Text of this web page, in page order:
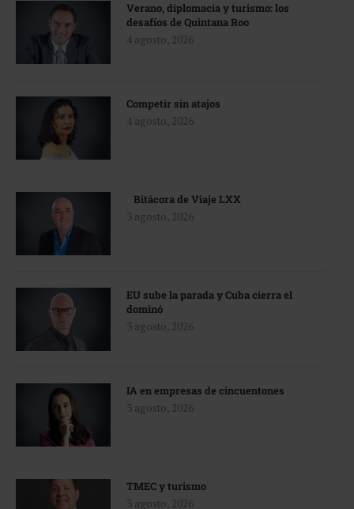
Verano, diplomacia y turismo: los
desafíos de Quintana Roo
4 agosto, 2026
Competir sin atajos
4 agosto, 2026
Bitácora de Viaje LXX
3 agosto, 2026
EU sube la parada y Cuba cierra el
dominó
3 agosto, 2026
IA en empresas de cincuentones
3 agosto, 2026
TMEC y turismo
3 agosto, 2026